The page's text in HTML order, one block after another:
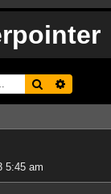
Suche
5:45 am